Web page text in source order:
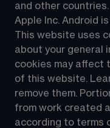
and other
Apple Inc. Android
This website uses
about your general
cookies may affect
of this website.
remove them.
from work created
according to terms